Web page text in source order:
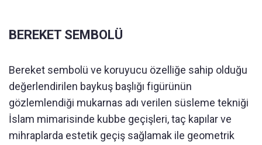
BEREKET SEMBOLÜ
Bereket sembolü ve koruyucu özelliğe sahip olduğu
değerlendirilen baykuş başlığı figürünün
gözlemlendiği mukarnas adı verilen süsleme tekniği
İslam mimarisinde kubbe geçişleri, taç kapılar ve
mihraplarda estetik geçiş sağlamak ile geometrik